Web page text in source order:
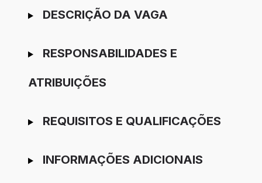
Ir para candidatura
DESCRIÇÃO DA VAGA
RESPONSABILIDADES E
ATRIBUIÇÕES
REQUISITOS E QUALIFICAÇÕES
INFORMAÇÕES ADICIONAIS